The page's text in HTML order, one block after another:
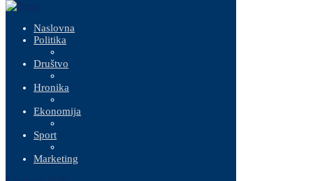
Naslovna
Politika
Društvo
Hronika
Ekonomija
Sport
Marketing